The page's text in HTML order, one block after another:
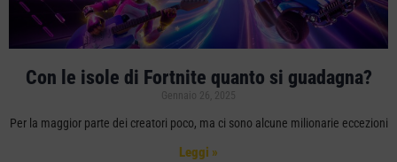
Con le isole di Fortnite quanto si guadagna?
Gennaio 26, 2025
Per la maggior parte dei creatori poco, ma ci sono alcune milionarie eccezioni
Leggi »